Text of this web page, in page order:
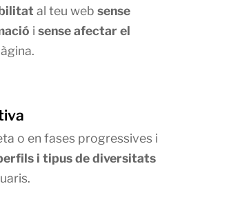
al teu web sense
i sense afectar el
o en fases progressives i
i tipus de diversitats